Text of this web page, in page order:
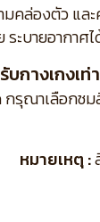
ล่องตัว และ
ระบายอากา
กางเกงเท่
รุณาเลือกช
หมายเหตุ :